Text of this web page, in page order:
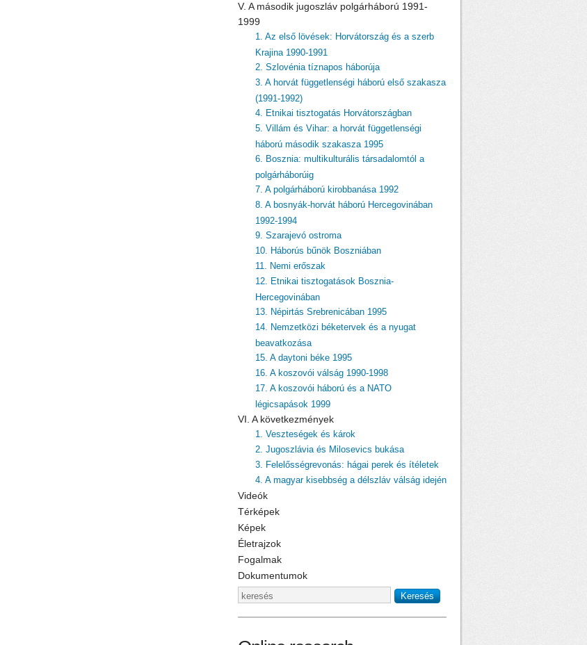
V. A második jugoszláv polgárháború 1991-
1999
1. Az első lövések: Horvátország és a szerb
Krajina 1990-1991
2. Szlovénia tíznapos háborúja
3. A horvát függetlenségi háború első szakasza
(1991-1992)
4. Etnikai tisztogatás Horvátországban
5. Villám és Vihar: a horvát függetlenségi
háború második szakasza 1995
6. Bosznia: multikulturális társadalomtól a
polgárháborúig
7. A polgárháború kirobbanása 1992
8. A bosnyák-horvát háború Hercegovinában
1992-1994
9. Szarajevó ostroma
10. Háborús bűnök Boszniában
11. Nemi erőszak
12. Etnikai tisztogatások Bosznia-
Hercegovinában
13. Népirtás Srebrenicában 1995
14. Nemzetközi béketervek és a nyugat
beavatkozása
15. A daytoni béke 1995
16. A koszovói válság 1990-1998
17. A koszovói háború és a NATO
légicsapások 1999
VI. A következmények
1. Veszteségek és károk
2. Jugoszlávia és Milosevics bukása
3. Felelősségrevonás: hágai perek és ítéletek
4. A magyar kisebbség a délszláv válság idején
Videók
Térképek
Képek
Életrajzok
Fogalmak
Dokumentumok